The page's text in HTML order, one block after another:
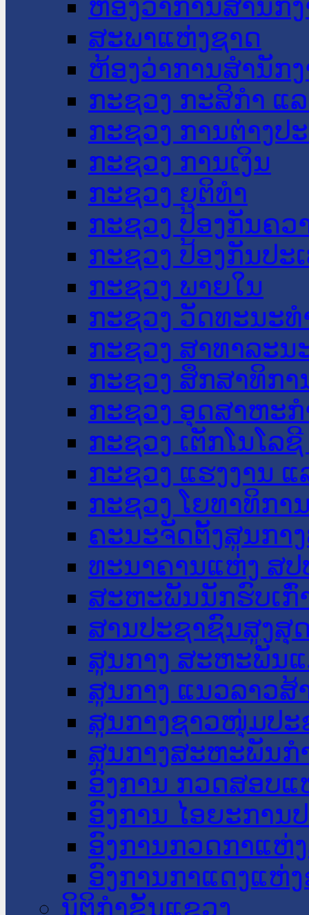
ຫ້ອງວ່າການສໍານັກ
ສະພາແຫ່ງຊາດ
ຫ້ອງວ່າການສຳນັກ
ກະຊວງ ກະສິກຳ ແ
ກະຊວງ ການຕ່າງປ
ກະຊວງ ການເງິນ
ກະຊວງ ຍຸຕິທໍາ
ກະຊວງ ປ້ອງກັນຄວ
ກະຊວງ ປ້ອງກັນປະ
ກະຊວງ ພາຍໃນ
ກະຊວງ ວັດທະນະ
ກະຊວງ ສາທາລະນ
ກະຊວງ ສຶກສາທິກາ
ກະຊວງ ອຸດສາຫະ
ກະຊວງ ເຕັກໂນໂລ
ກະຊວງ ແຮງງານ
ກະຊວງ ໂຍທາທິກາ
ຄະນະຈັດຕັ້ງສູນກາ
ທະນາຄານແຫ່ງ ສປ
ສະຫະພັນນັກຮົບເກົ່
ສານປະຊາຊົນສູງສຸ
ສູນກາງ ສະຫະພັນ
ສູນກາງ ແນວລາວສ້
ສູນກາງຊາວໜຸ່ມປະ
ສູນກາງສະຫະພັນກ
ອົງການ ກວດສອບແ
ອົງການ ໄອຍະການ
ອົງການກວດກາແຫ່
ອົງການກາແດງແຫ່
ນິຕິກໍາຂັ້ນແຂວງ